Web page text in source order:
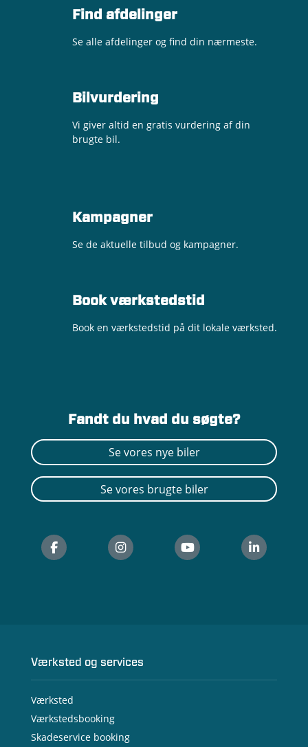
Find afdelinger
Se alle afdelinger og find din nærmeste.
Bilvurdering
Vi giver altid en gratis vurdering af din
brugte bil.
Kampagner
Se de aktuelle tilbud og kampagner.
Book værkstedstid
Book en værkstedstid på dit lokale værksted.
Fandt du hvad du søgte?
Se vores nye biler
Se vores brugte biler
Værksted og services
Værksted
Værkstedsbooking
Skadeservice booking